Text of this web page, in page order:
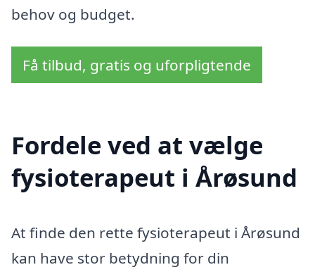
behov og budget.
Få tilbud, gratis og uforpligtende
Fordele ved at vælge
fysioterapeut i Årøsund
At finde den rette fysioterapeut i Årøsund
kan have stor betydning for din